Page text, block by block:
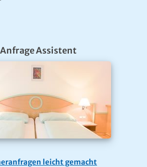
Anfrage Assistent
leicht gemacht